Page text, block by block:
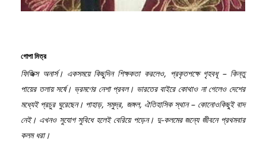
গোপা মিত্র
ফিজিক্স অনার্স। একসময়ে কিছুদিন শিক্ষকতা করলেও, প্রকৃতপক্ষে গৃহবধূ – কিন্তু
পায়ের তলায় সর্ষে। ভ্রমণের নেশা প্রবল। ভারতের বাইরে কোথাও না গেলেও দেশের
মধ্যেই প্রচুর ঘুরেছেন। পাহাড়, সমুদ্র, জঙ্গল, ঐতিহাসিক স্থান – কোনোওকিছুই বাদ
নেই। এখনও সুযোগ সুবিধে হলেই বেরিয়ে পড়েন। দু-কলমের জন্যে জীবনে প্রথমবার
কলম ধরা।